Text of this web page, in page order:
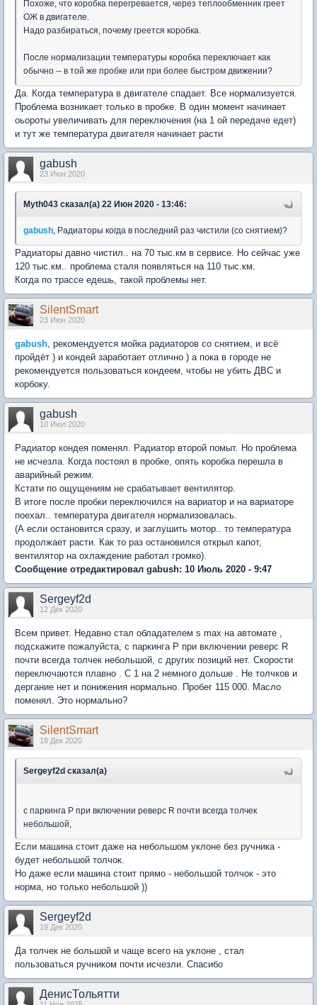
Похоже, что коробка перегревается, через теплообменник греет
ОЖ в двигателе.
Надо разбираться, почему греется коробка.
После нормализации температуры коробка переключает как
обычно -- в той же пробке или при более быстром движении?
Да. Когда температура в двигателе спадает. Все нормализуется.
Проблема возникает только в пробке. В один момент начинает
оьороты увеличивать для переключения (на 1 ой передаче едет)
и тут же температура двигателя начинает расти
gabush
23 Июн 2020
Myth043 сказал(а) 22 Июн 2020 - 13:46:
gabush, Радиаторы когда в последний раз чистили (со снятием)?
Радиаторы давно чистил.. на 70 тыс.км в сервисе. Но сейчас уже
120 тыс.км.. проблема сталя появляться на 110 тыс.км.
Когда по трассе едешь, такой проблемы нет.
SilentSmart
23 Июн 2020
gabush, рекомендуется мойка радиаторов со снятием, и всё
пройдёт ) и кондей заработает отлично ) а пока в городе не
рекомендуется пользоваться кондеем, чтобы не убить ДВС и
корбоку.
gabush
10 Июл 2020
Радиатор кондея поменял. Радиатор второй помыт. Но проблема
не исчезла. Когда постоял в пробке, опять коробка перешла в
аварийный режим.
Кстати по ощущениям не срабатывает вентилятор.
В итоге после пробки переключился на вариатор и на вариаторе
поехал.. температура двигателя нормализовалась.
(А если остановится сразу, и заглушить мотор.. то температура
продолжает расти. Как то раз остановился открыл капот,
вентилятор на охлаждение работал громко).
Сообщение отредактировал gabush: 10 Июль 2020 - 9:47
Sergeyf2d
12 Дек 2020
Всем привет. Недавно стал обладателем s max на автомате ,
подскажите пожалуйста, с паркинга P при включении реверс R
почти всегда толчек небольшой, с других позиций нет. Скорости
переключаются плавно . С 1 на 2 немного дольше . Не толчков и
дергание нет и понижения нормально. Пробег 115 000. Масло
поменял. Это нормально?
SilentSmart
18 Дек 2020
Sergeyf2d сказал(а)
с паркинга P при включении реверс R почти всегда толчек
небольшой,
Если машина стоит даже на небольшом уклоне без ручника -
будет небольшой толчок.
Но даже если машина стоит прямо - небольшой толчок - это
норма, но только небольшой ))
Sergeyf2d
19 Дек 2020
Да толчек не большой и чаще всего на уклоне , стал
пользоваться ручником почти исчезли. Спасибо
ДенисТольятти